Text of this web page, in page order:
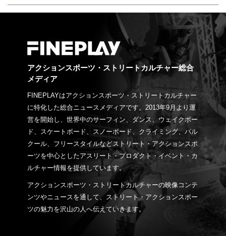
アクションスポーツ・ストリートカルチャー総合
メディア
FINEPLAYはアクションスポーツ・ストリートカルチャー
に特化した総合ニュースメディアです。2013年9月より運
営を開始し、世界中のサーフィン、ダンス、ウェイクボー
ド、スケートボード、スノーボード、クライミング、パル
クール、フリースタイルなどストリート・アクションスポ
ーツを中心としたアスリート・プロダクト・イベント・カ
ルチャー情報を提供しています。
アクションスポーツ・ストリートカルチャーの映像コンテ
ンツやニュースを通して、ストリート・アクションスポー
ツの魅力を沢山の人へ伝えていきます。